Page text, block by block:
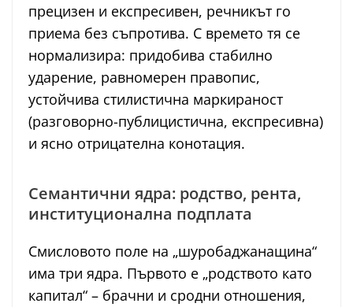
прецизен и експресивен, речникът го
приема без съпротива. С времето тя се
нормализира: придобива стабилно
ударение, равномерен правопис,
устойчива стилистична маркираност
(разговорно-публицистична, експресивна)
и ясно отрицателна конотация.
Семантични ядра: родство, рента,
институционална подплата
Смисловото поле на „шуробаджанащина“
има три ядра. Първото е „родството като
капитал“ – брачни и сродни отношения,